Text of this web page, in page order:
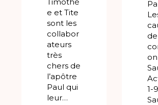
e et Tite
sont les
collabor
ateurs
très
chers de
l’apôtre
Paul qui
leur…
1-